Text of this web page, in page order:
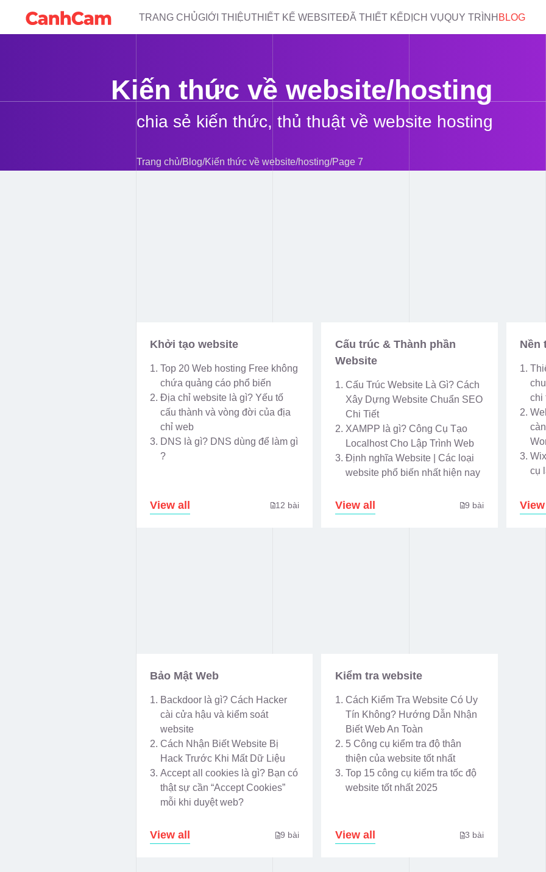
TRANG CHỦGIỚI THIỆUTHIẾT KẾ WEBSITEĐÃ THIẾT KẾDỊCH VỤQUY TRÌNH BLOG
Kiến thức về website/hosting
chia sẻ kiến thức, thủ thuật về website hosting
Trang chủ/Blog/Kiến thức về website/hosting/Page 7
Khởi tạo website
Top 20 Web hosting Free không
chứa quảng cáo phổ biến
Địa chỉ website là gì? Yếu tố
cấu thành và vòng đời của địa
chỉ web
DNS là gì? DNS dùng để làm gì
?
View all 12 bài
Cấu trúc & Thành phần
Website
Cấu Trúc Website Là Gì? Cách
Xây Dựng Website Chuẩn SEO
Chi Tiết
XAMPP là gì? Công Cụ Tạo
Localhost Cho Lập Trình Web
Định nghĩa Website | Các loại
website phổ biến nhất hiện nay
View all 9 bài
Nền
chi
cụ
Bảo Mật Web
Backdoor là gì? Cách Hacker
cài cửa hậu và kiểm soát
website
Cách Nhận Biết Website Bị
Hack Trước Khi Mất Dữ Liệu
Accept all cookies là gì? Bạn có
thật sự cần “Accept Cookies”
mỗi khi duyệt web?
View all 9 bài
Kiểm tra website
Cách Kiểm Tra Website Có Uy
Tín Không? Hướng Dẫn Nhận
Biết Web An Toàn
5 Công cụ kiểm tra độ thân
thiện của website tốt nhất
Top 15 công cụ kiểm tra tốc độ
website tốt nhất 2025
View all 3 bài